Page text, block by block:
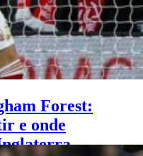
Forest:
e onde